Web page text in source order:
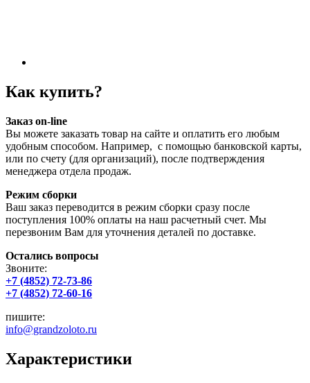
Как купить?
Заказ on-line
Вы можете заказать товар на сайте и оплатить его любым
удобным способом. Например, с помощью банковской карты,
или по счету (для организаций), после подтверждения
менеджера отдела продаж.
Режим сборки
Ваш заказ переводится в режим сборки сразу после
поступления 100% оплаты на наш расчетный счет. Мы
перезвоним Вам для уточнения деталей по доставке.
Остались вопросы
Звоните:
+7 (4852) 72-73-86
+7 (4852) 72-60-16
пишите:
info@grandzoloto.ru
Характеристики